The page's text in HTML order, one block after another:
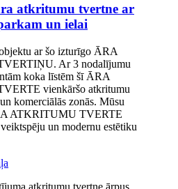
atkritumu tvertne ar
un ielai
ar šo izturīgo ĀRA
Ar 3 nodalījumu
koka līstēm šī ĀRA
vienkāršo atkritumu
komerciālās zonās. Mūsu
ATKRITUMU TVERTE
un modernu estētiku